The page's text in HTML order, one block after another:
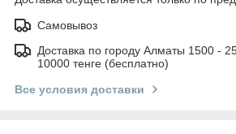
Самовывоз
Доставка по городу Алматы 1500 -
10000 тенге (бесплатно)
Все условия доставки